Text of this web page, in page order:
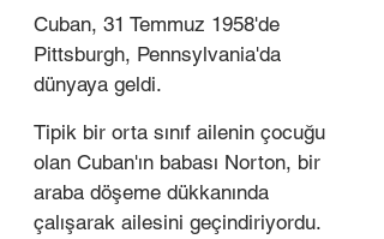
Cuban, 31 Temmuz 1958'de
Pittsburgh, Pennsylvania'da
dünyaya geldi.
Tipik bir orta sınıf ailenin çocuğu
olan Cuban'ın babası Norton, bir
araba döşeme dükkanında
çalışarak ailesini geçindiriyordu.